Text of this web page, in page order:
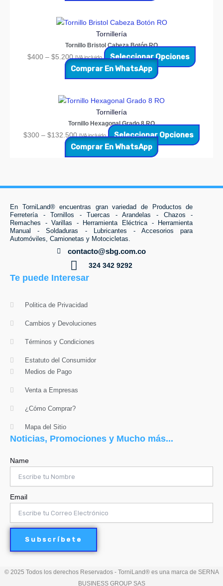
Tornillería
Tornillo Bristol Cabeza Botón RO
$400 – $5.200 IVA incluido
Seleccionar Opciones
Comprar En WhatsApp
Tornillería
Tornillo Hexagonal Grado 8 RO
$300 – $132.500 IVA incluido
Seleccionar Opciones
Comprar En WhatsApp
En TorniLand® encuentras gran variedad de Productos de
Ferretería - Tornillos - Tuercas - Arandelas - Chazos -
Remaches - Varillas - Herramienta Eléctrica - Herramienta
Manual - Soldaduras - Lubricantes - Accesorios para
Automóviles, Camionetas y Motocicletas.
contacto@sbg.com.co
324 342 9292
Te puede Interesar
Politica de Privacidad
Cambios y Devoluciones
Términos y Condiciones
Estatuto del Consumidor
Medios de Pago
Venta a Empresas
¿Cómo Comprar?
Mapa del Sitio
Noticias, Promociones y Mucho más...
Name
Email
Subscríbete
© 2025 Todos los derechos Reservados - TorniLand® es una marca de SERNA
BUSINESS GROUP SAS